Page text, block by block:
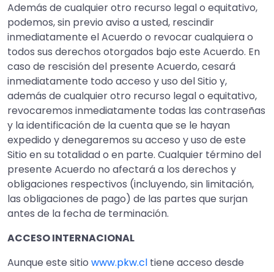
Además de cualquier otro recurso legal o equitativo,
podemos, sin previo aviso a usted, rescindir
inmediatamente el Acuerdo o revocar cualquiera o
todos sus derechos otorgados bajo este Acuerdo. En
caso de rescisión del presente Acuerdo, cesará
inmediatamente todo acceso y uso del Sitio y,
además de cualquier otro recurso legal o equitativo,
revocaremos inmediatamente todas las contraseñas
y la identificación de la cuenta que se le hayan
expedido y denegaremos su acceso y uso de este
Sitio en su totalidad o en parte. Cualquier término del
presente Acuerdo no afectará a los derechos y
obligaciones respectivos (incluyendo, sin limitación,
las obligaciones de pago) de las partes que surjan
antes de la fecha de terminación.
ACCESO INTERNACIONAL
Aunque este sitio www.pkw.cl tiene acceso desde